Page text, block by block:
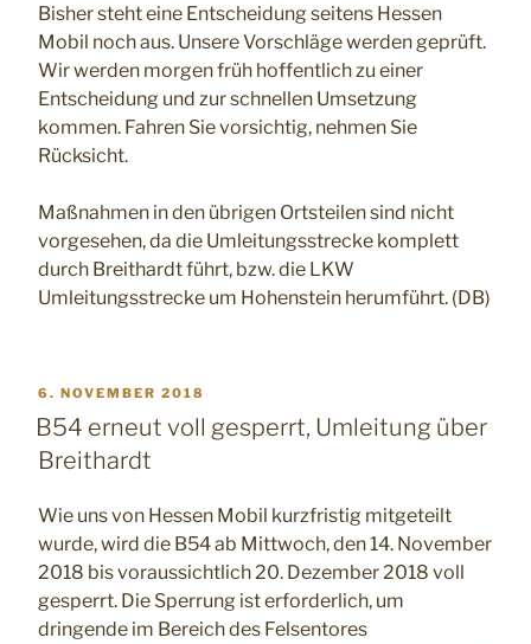
Bisher steht eine Entscheidung seitens Hessen
Mobil noch aus. Unsere Vorschläge werden geprüft.
Wir werden morgen früh hoffentlich zu einer
Entscheidung und zur schnellen Umsetzung
kommen. Fahren Sie vorsichtig, nehmen Sie
Rücksicht.
Maßnahmen in den übrigen Ortsteilen sind nicht
vorgesehen, da die Umleitungsstrecke komplett
durch Breithardt führt, bzw. die LKW
Umleitungsstrecke um Hohenstein herumführt. (DB)
VERÖFFENTLICHT
AM
6. NOVEMBER 2018
B54 erneut voll gesperrt, Umleitung über
Breithardt
Wie uns von Hessen Mobil kurzfristig mitgeteilt
wurde, wird die B54 ab Mittwoch, den 14. November
2018 bis voraussichtlich 20. Dezember 2018 voll
gesperrt. Die Sperrung ist erforderlich, um
dringende im Bereich des Felsentores